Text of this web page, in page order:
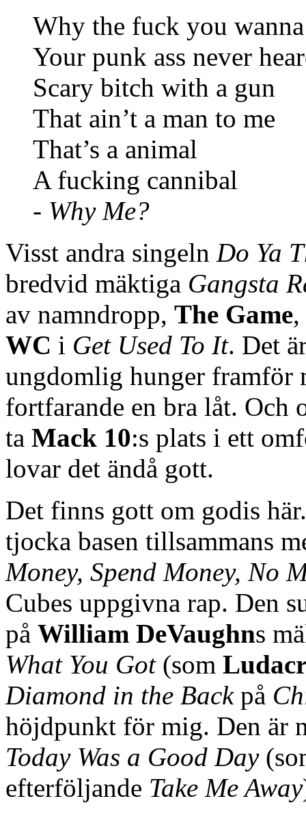
Why the fuck you
Your punk ass never
Scary bitch with a gun
That ain’t a man to me
That’s a animal
A fucking cannibal
- Why Me?
Visst andra singeln Do Ya
bredvid mäktiga Gangsta
av namndropp, The Game
WC i Get Used To It. Det
ungdomlig hunger framför
fortfarande en bra låt. Och
ta Mack 10:s plats i ett
lovar det ändå gott.
Det finns gott om godis
tjocka basen tillsammans
Money, Spend Money, No
Cubes uppgivna rap. Den
på William DeVaughns
What You Got(som
Diamond in the Backpå
höjdpunkt för mig. Den är
Today Was a Good Day
efterföljande Take Me Away